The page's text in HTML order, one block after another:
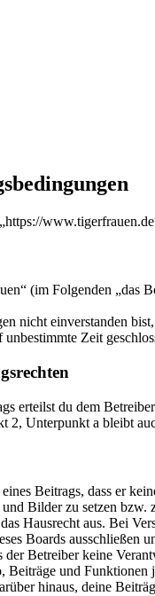
(im Folgenden „das
nicht einverstanden
Zeit
erteilst du dem
2, Unterpunkt a bleibt
Beitrags, dass er
Bilder zu setzen bzw.
Hausrecht aus. Bei
Boards ausschließen
Betreiber keine
Beiträge und Funktionen
hinaus, deine